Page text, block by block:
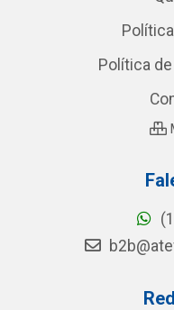
Política